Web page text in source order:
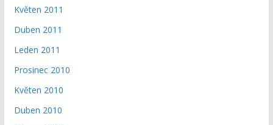
Květen 2011
Duben 2011
Leden 2011
Prosinec 2010
Květen 2010
Duben 2010